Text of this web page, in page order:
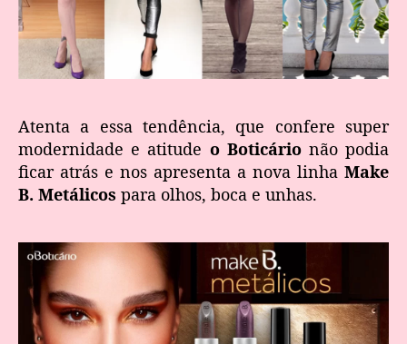
Atenta a essa tendência, que confere super
modernidade e atitude o Boticárionão podia
ficar atrás e nos apresenta a nova linha Make
B. Metálicos para olhos, boca e unhas.